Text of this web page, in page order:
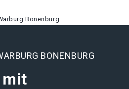
Bonenburg
BONENBURG